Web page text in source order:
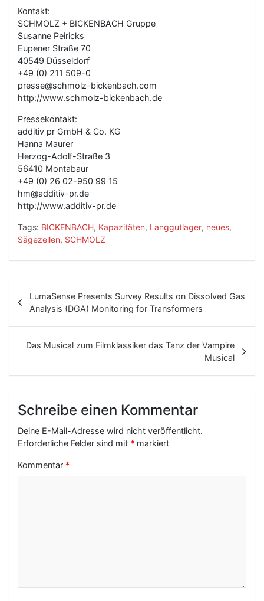
Kontakt:
SCHMOLZ + BICKENBACH Gruppe
Susanne Peiricks
Eupener Straße 70
40549 Düsseldorf
+49 (0) 211 509-0
presse@schmolz-bickenbach.com
http://www.schmolz-bickenbach.de
Pressekontakt:
additiv pr GmbH & Co. KG
Hanna Maurer
Herzog-Adolf-Straße 3
56410 Montabaur
+49 (0) 26 02-950 99 15
hm@additiv-pr.de
http://www.additiv-pr.de
Tags: BICKENBACH, Kapazitäten, Langgutlager, neues,
Sägezellen, SCHMOLZ
e
i
g
N
LumaSense Presents Survey Results on Dissolved Gas
Analysis (DGA) Monitoring for Transformers
Das Musical zum Filmklassiker das Tanz der Vampire
Musical
Schreibe einen Kommentar
Deine E-Mail-Adresse wird nicht veröffentlicht.
Erforderliche Felder sind mit * markiert
Kommentar *